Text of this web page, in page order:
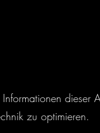
dieser
zu optimieren.